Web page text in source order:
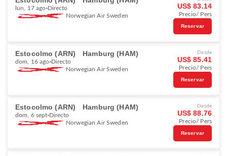
lun, 17 ago Directo
Norwegian Air Sweden
US$ 83.14
Precio/ Pers
Reservar
Estocolmo (ARN) Hamburg (HAM)
dom, 16 ago Directo
Norwegian Air Sweden
Desde
US$ 85.41
Precio/ Pers
Reservar
Estocolmo (ARN) Hamburg (HAM)
dom, 6 sept Directo
Norwegian Air Sweden
Desde
US$ 88.76
Precio/ Pers
Reservar